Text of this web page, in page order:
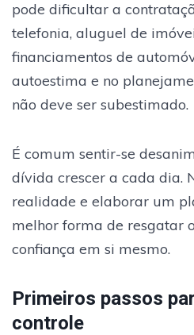
pode dificultar a
telefonia, aluguel de
financiamentos de
autoestima e no
não deve ser subestimado.
É comum sentir-se
dívida crescer a cada dia.
realidade e elaborar um
melhor forma de resgatar
confiança em si mesmo.
Primeiros passos
controle